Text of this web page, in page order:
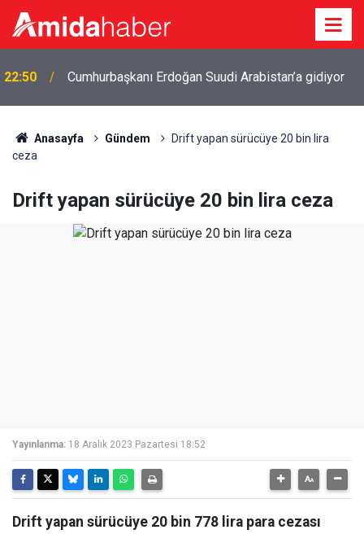
22:50 Cumhurbaşkanı Erdoğan Suudi Arabistan’a gidiyor
Anasayfa Gündem
Drift yapan sürücüye 20 bin lira
ceza
Drift yapan sürücüye 20 bin lira ceza
Yayınlanma: 18 Aralık 2023 Pazartesi 18:52
Drift yapan sürücüye 20 bin 778 lira para cezası